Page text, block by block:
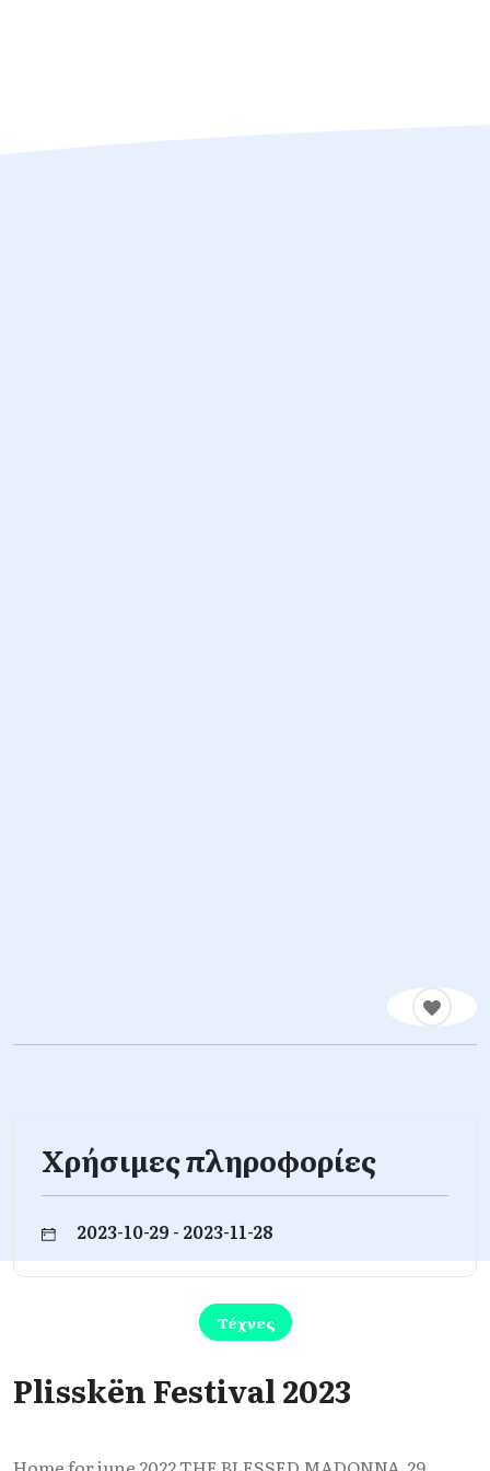
Χρήσιμες πληροφορίες
2023-10-29 - 2023-11-28
Τέχνες
Plisskën Festival 2023